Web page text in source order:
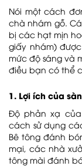
Nói một cách
chà nhám gỗ.
bị các hạt mịn
giấy nhám)
mức độ sáng và
điều bạn có thể
1. Lợi ích của
Độ phản xạ
cách sử dụng
Bê tông đánh
mại, các nhà
tông mài đánh